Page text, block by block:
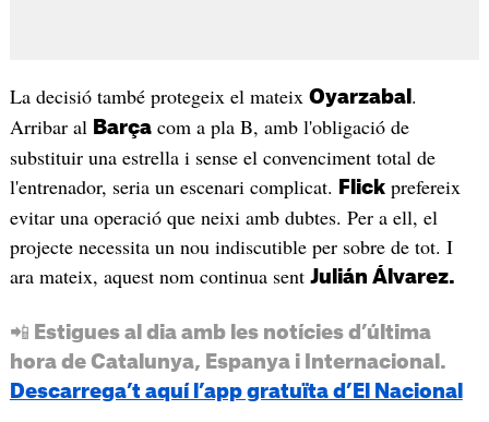
La decisió també protegeix el mateix Oyarzabal .
Arribar al Barçacom a pla B, amb l'obligació de
substituir una estrella i sense el convenciment total de
l'entrenador, seria un escenari complicat.
Flickprefereix
evitar una operació que neixi amb dubtes. Per a ell, el
projecte necessita un nou indiscutible per sobre de tot. I
ara mateix, aquest nom continua sent Julián Álvarez.
📲 Estigues al dia amb les notícies d’última
hora de Catalunya, Espanya i Internacional.
Descarrega’t aquí l’app gratuïta d’El Nacional